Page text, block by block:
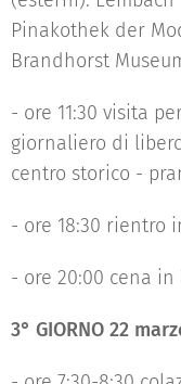
Pinakothek der
Brandhorst
- ore 11:30 visita
giornaliero di
centro storico -
- ore 18:30 rientro
- ore 20:00 cena
3° GIORNO 22